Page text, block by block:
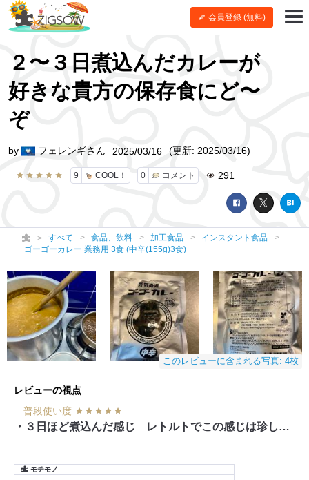
会員登録 (無料)
２〜３日煮込んだカレーが
好きな貴方の保存食にど〜
ぞ
9 COOL！ 0 コメント 291
by フェレンギさん 2025/03/16 (更新: 2025/03/16)
すべて 食品、飲料 加工食品
インスタント食品
ゴーゴーカレー 業務用 3食 (中辛(155g)3食)
このレビューに含まれる写真: 4枚
レビューの視点
普段使い度
・３日ほど煮込んだ感じ レトルトでこの感じは珍しいと思う